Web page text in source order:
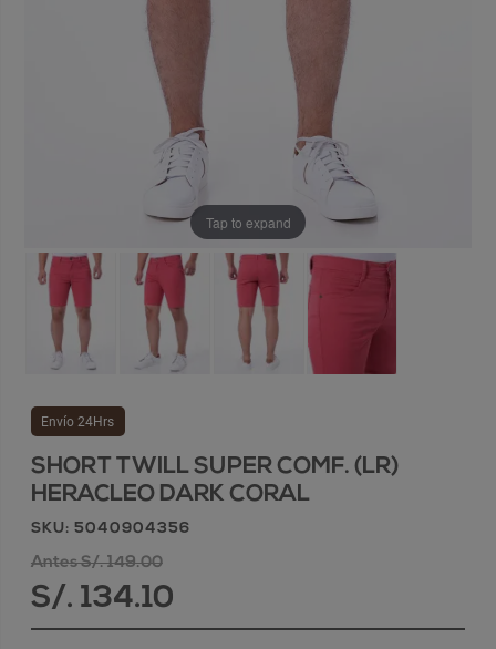
Tap to expand
Envío 24Hrs
SHORT TWILL SUPER COMF. (LR)
HERACLEO DARK CORAL
SKU: 5040904356
Antes S/. 149.00
S/. 134.10